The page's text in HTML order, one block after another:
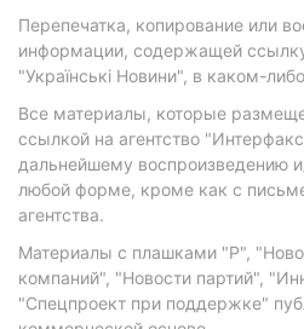
Перепечатка, копирование или
информации, содержащей
"Українські Новини", в каком-
Все материалы, которые
ссылкой на агентство
дальнейшему воспроизведению
любой форме, кроме как с
агентства.
Материалы с плашками "Р",
компаний", "Новости партий",
"Спецпроект при поддержке"